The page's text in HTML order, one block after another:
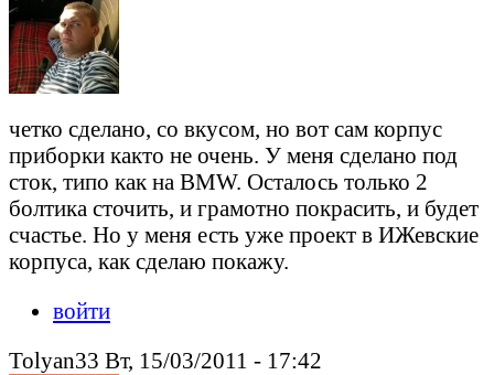
четко сделано, со вкусом, но вот сам корпус
приборки както не очень. У меня сделано под
сток, типо как на BMW. Осталось только 2
болтика сточить, и грамотно покрасить, и будет
счастье. Но у меня есть уже проект в ИЖевские
корпуса, как сделаю покажу.
войти
Tolyan33 Вт, 15/03/2011 - 17:42